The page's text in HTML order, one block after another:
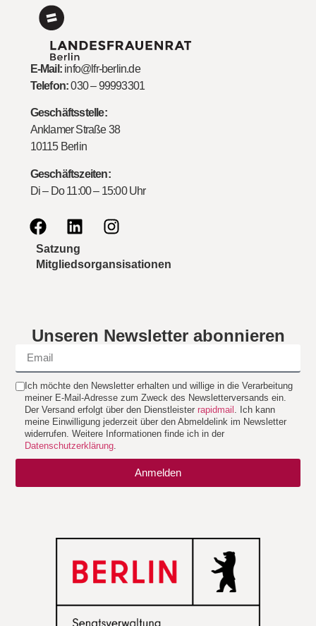
E-Mail:info@lfr-berlin.de
Telefon:030 – 99993301
Geschäftsstelle:
Anklamer Straße 38
10115 Berlin
Geschäftszeiten:
Di – Do 11:00 – 15:00 Uhr
Satzung
Mitgliedsorgansisationen
Unseren Newsletter abonnieren
Ich möchte den Newsletter erhalten und willige in die Verarbeitung
meiner E-Mail-Adresse zum Zweck des Newsletterversands ein.
Der Versand erfolgt über den Dienstleisterrapidmail . Ich kann
meine Einwilligung jederzeit über den Abmeldelink im Newsletter
widerrufen. Weitere Informationen finde ich in der
Datenschutzerklärung
Anmelden